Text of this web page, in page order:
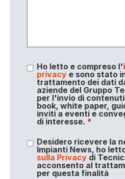
Ho letto e compreso l'
privacye sono stato
trattamento dei dati
aziende del Gruppo
per l'invio di
book, white paper,
inviti a eventi e
di interesse. *
Desidero ricevere la
Impianti News, ho
sulla Privacydi
acconsento al
per questa finalità